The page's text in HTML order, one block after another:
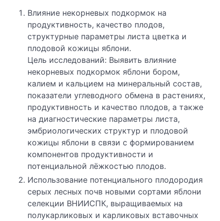
Влияние некорневых подкормок на
продуктивность, качество плодов,
структурные параметры листа цветка и
плодовой кожицы яблони.
Цель исследований: Выявить влияние
некорневых подкормок яблони бором,
калием и кальцием на минеральный состав,
показатели углеводного обмена в растениях,
продуктивность и качество плодов, а также
на диагностические параметры листа,
эмбриологических структур и плодовой
кожицы яблони в связи с формированием
компонентов продуктивности и
потенциальной лёжкостью плодов.
Использование потенциального плодородия
серых лесных почв новыми сортами яблони
селекции ВНИИСПК, выращиваемых на
полукарликовых и карликовых вставочных